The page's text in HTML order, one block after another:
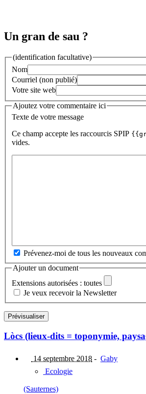
Un gran de sau ?
(identification facultative)
Nom
Courriel (non publié)
Votre site web
Ajoutez votre commentaire ici
Texte de votre message
Ce champ accepte les raccourcis SPIP
vides.
Prévenez-moi de tous les nouveaux
Ajouter un document
Extensions autorisées : toutes
Je veux recevoir la Newsletter
Lòcs (lieux-dits = toponymie,
14 septembre 2018 - Gaby
Ecologie
(Sauternes)